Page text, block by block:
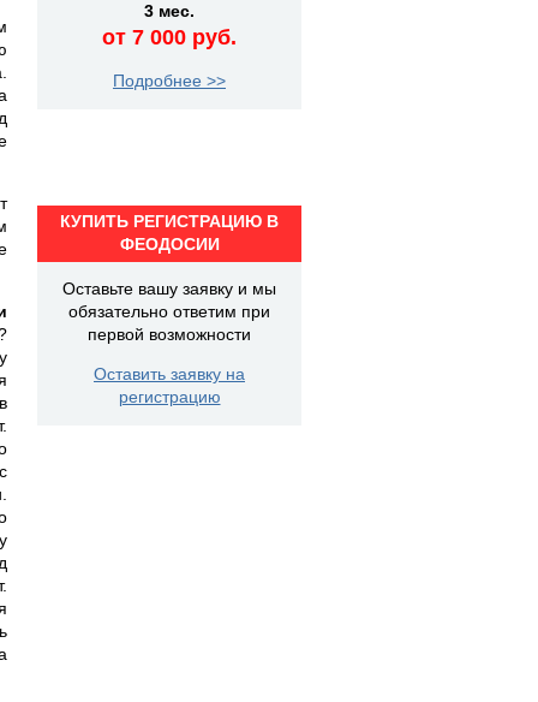
3 мес.
от 7 000 руб.
Подробнее >>
КУПИТЬ РЕГИСТРАЦИЮ В
ФЕОДОСИИ
Оставьте вашу заявку и мы
обязательно ответим при
первой возможности
Оставить заявку на
регистрацию